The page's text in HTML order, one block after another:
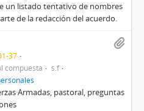
un listado tentativo de nombres
de la redacción del acuerdo.
37
compuesta
s.f
Armadas, pastoral, preguntas